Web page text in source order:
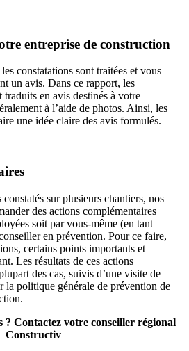
entreprise de construction
constatations sont traitées et vous
un avis. Dans ce rapport, les
traduits en avis destinés à votre
à l’aide de photos. Ainsi, les
une idée claire des avis formulés.
constatés sur plusieurs chantiers, nos
des actions complémentaires
soit par vous-même (en tant
en prévention. Pour ce faire,
certains points importants et
Les résultats de ces actions
des cas, suivis d’une visite de
la politique générale de prévention de
? Contactez votre conseiller régional
Constructiv